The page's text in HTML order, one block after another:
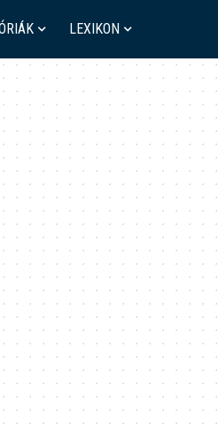
LEXIKON